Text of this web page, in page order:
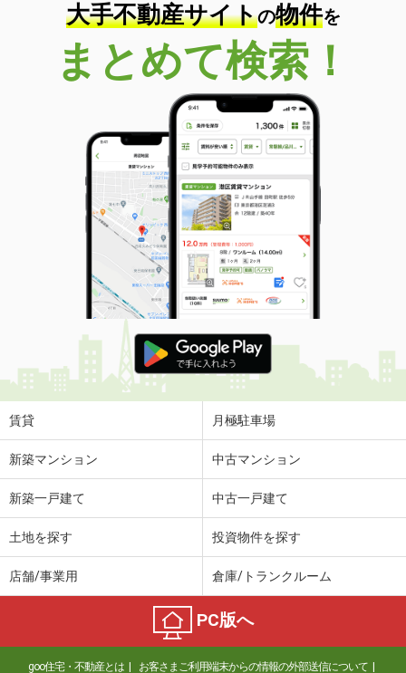
大手不動産サイトの物件を
まとめて検索！
賃貸 月極駐車場
新築マンション 中古マンション
新築一戸建て 中古一戸建て
土地を探す 投資物件を探す
店舗/事業用 倉庫/トランクルーム
PC版へ
goo住宅・不動産とは お客さまご利用端末からの情報の外部送信について